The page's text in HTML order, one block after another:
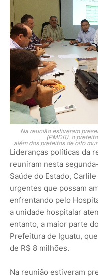
Na reunião estiveram
(PMDB), o
além dos prefeitos de oito
Lideranças políticas da
reuniram nesta
Saúde do Estado,
urgentes que possam
enfrentando pelo
a unidade hospitalar
entanto, a maior parte
Prefeitura de Iguatu,
de R$ 8 milhões.
Na reunião estiveram